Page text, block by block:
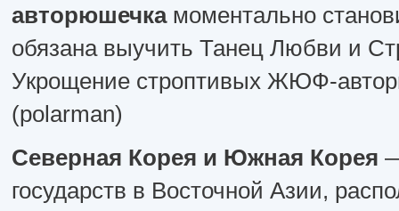
авторюшечка моментально
обязана выучить Танец Любви и
Укрощение строптивых ЖЮФ-
(polarman)
Северная Корея и Южная Корея
государств в Восточной Азии,